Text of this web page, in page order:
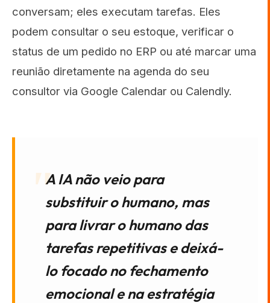
conversam; eles executam tarefas. Eles
podem consultar o seu estoque, verificar o
status de um pedido no ERP ou até marcar uma
reunião diretamente na agenda do seu
consultor via Google Calendar ou Calendly.
A IA não veio para
substituir o humano, mas
para livrar o humano das
tarefas repetitivas e deixá-
lo focado no fechamento
emocional e na estratégia